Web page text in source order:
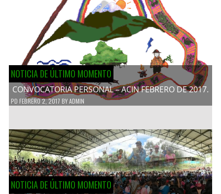
NOTICIA DE ÚLTIMO MOMENTO
CONVOCATORIA PERSONAL – ACIN FEBRERO DE 2017.
PD FEBRERO 2, 2017 BYADMIN
NOTICIA DE ÚLTIMO MOMENTO